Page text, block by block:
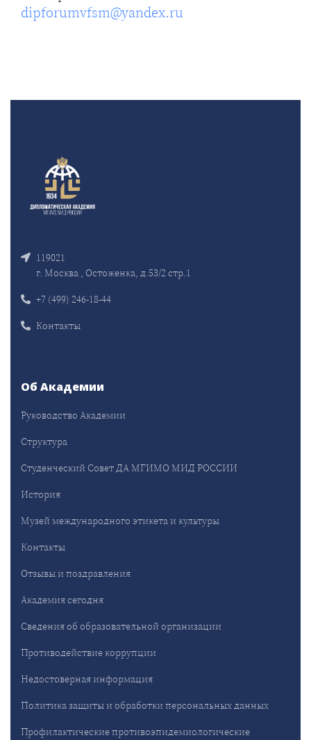
dipforumvfsm@yandex.ru
119021
г. Москва , Остоженка, д.53/2 стр.1
+7 (499) 246-18-44
Контакты
Об Академии
Руководство Академии
Структура
Студенческий Совет ДА МГИМО МИД РОССИИ
История
Музей международного этикета и культуры
Контакты
Отзывы и поздравления
Академия сегодня
Сведения об образовательной организации
Противодействие коррупции
Недостоверная информация
Политика защиты и обработки персональных данных
Профилактические противоэпидемиологические